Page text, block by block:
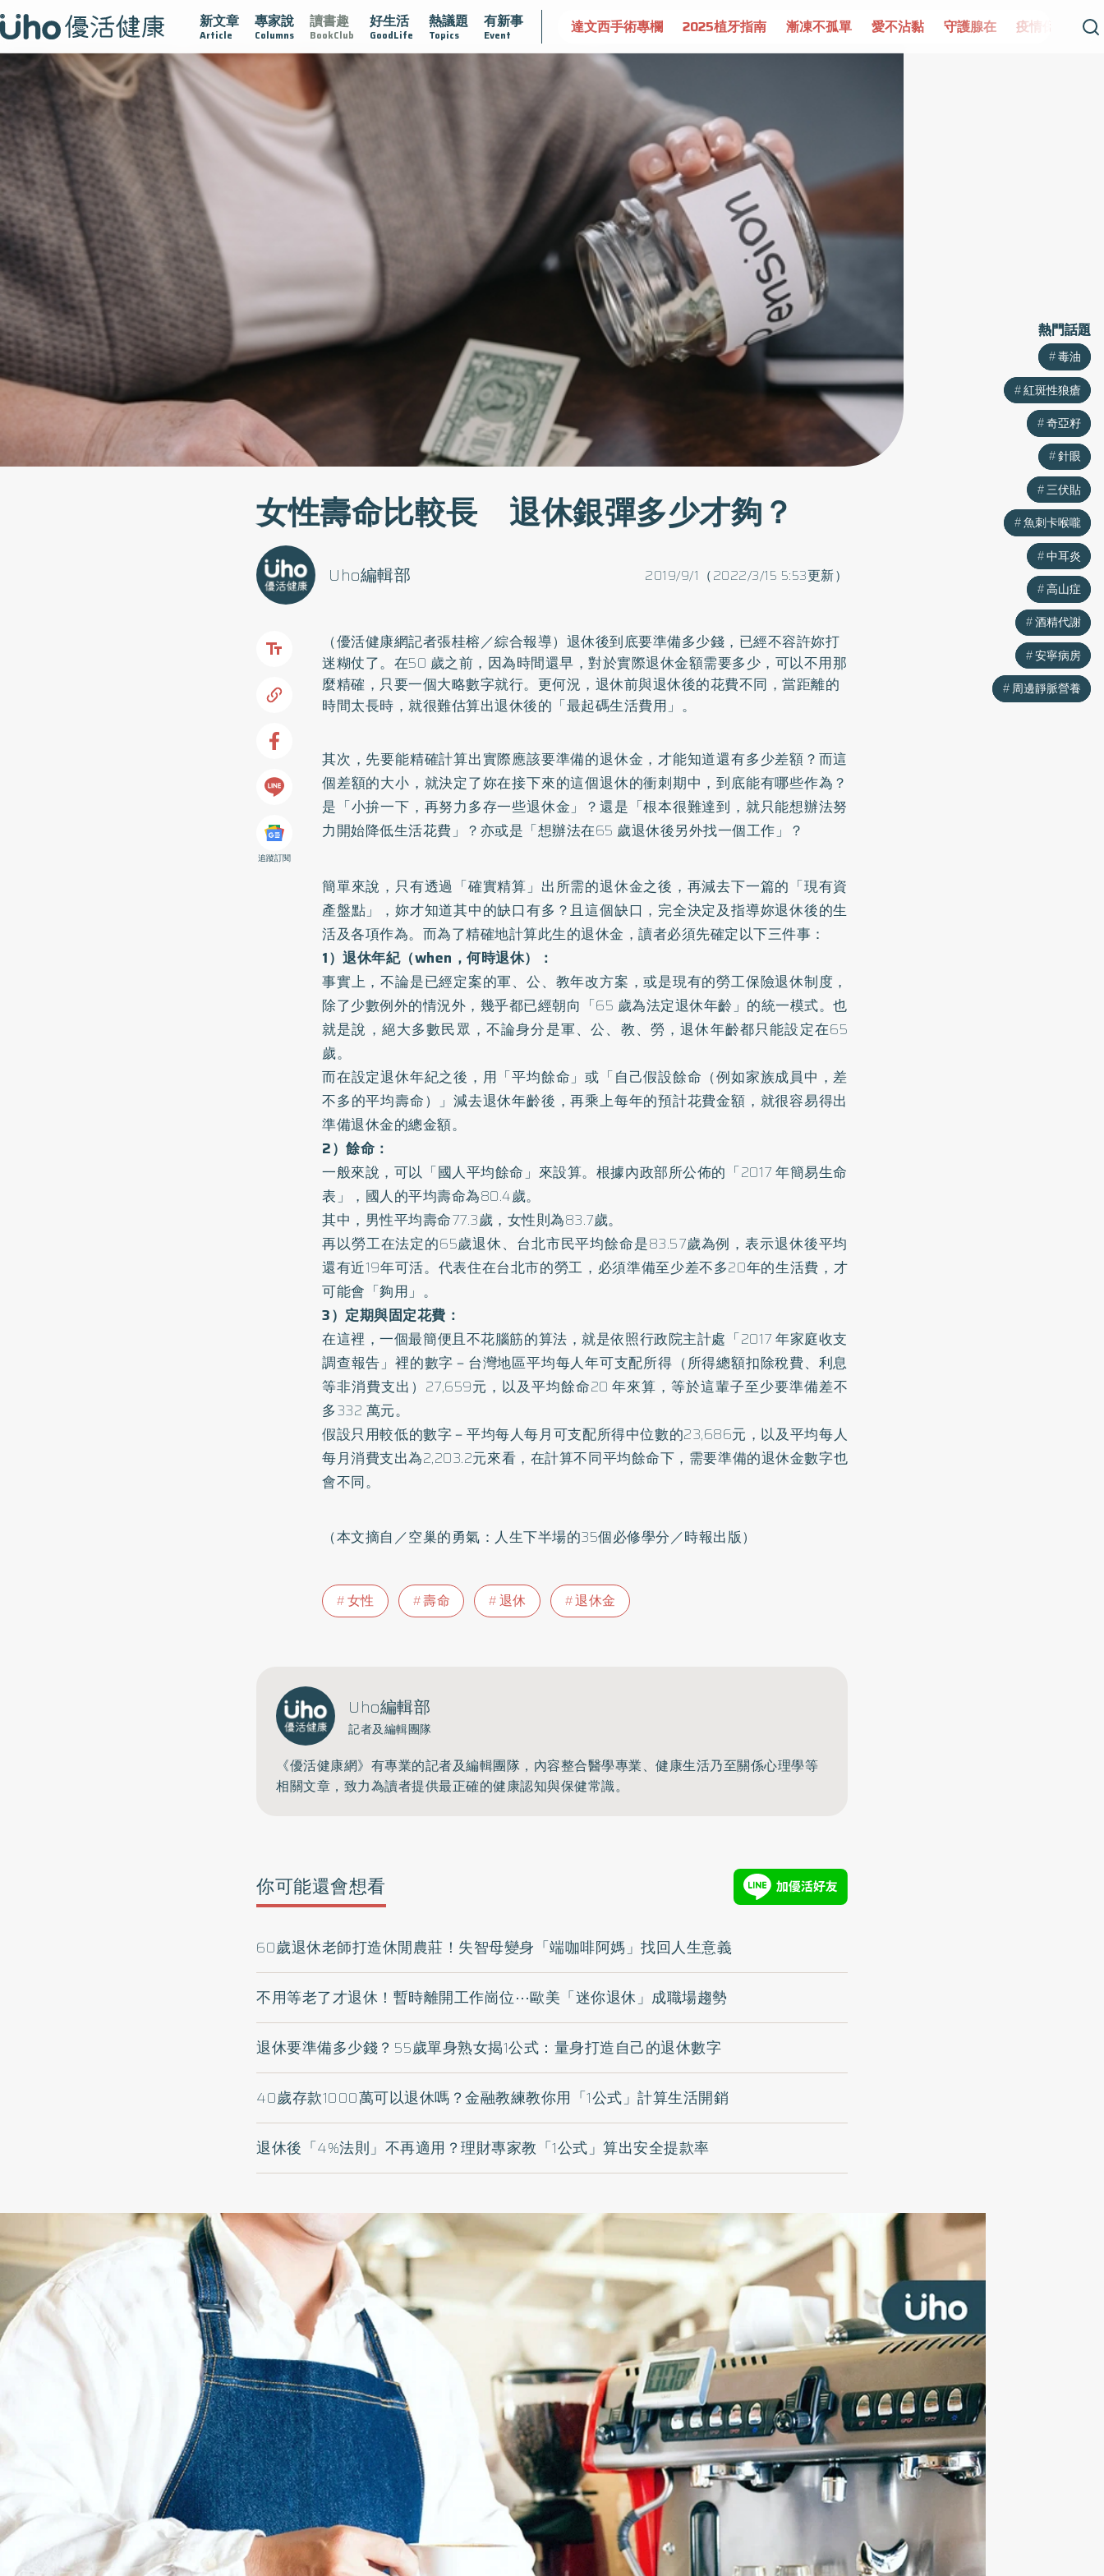
新文章
Article
專家說
Columns
讀書趣
BookClub
好生活
GoodLife
熱議題
Topics
有新事
Event
疫情保衛戰 再生醫學 愛的未來視 認識攝護腺肥大 守護骨骼健康 達文西手術專欄 2025植牙指南 漸凍不孤單 愛不沾黏 守護腺在 疫情保衛戰 再生醫學 愛的
女性壽命比較長 退休銀彈多少才夠？
2019/9/1（2022/3/15 5:53更新）
Uho編輯部
追蹤訂閱
（優活健康網記者張桂榕／綜合報導）退休後到底要準備多少錢，已經不容許妳打
迷糊仗了。在50 歲之前，因為時間還早，對於實際退休金額需要多少，可以不用那
麼精確，只要一個大略數字就行。更何況，退休前與退休後的花費不同，當距離的
時間太長時，就很難估算出退休後的「最起碼生活費用」。
其次，先要能精確計算出實際應該要準備的退休金，才能知道還有多少差額？而這
個差額的大小，就決定了妳在接下來的這個退休的衝刺期中，到底能有哪些作為？
是「小拚一下，再努力多存一些退休金」？還是「根本很難達到，就只能想辦法努
力開始降低生活花費」？亦或是「想辦法在65 歲退休後另外找一個工作」？
簡單來說，只有透過「確實精算」出所需的退休金之後，再減去下一篇的「現有資
產盤點」，妳才知道其中的缺口有多？且這個缺口，完全決定及指導妳退休後的生
活及各項作為。而為了精確地計算此生的退休金，讀者必須先確定以下三件事：
1）退休年紀（when，何時退休）：
事實上，不論是已經定案的軍、公、教年改方案，或是現有的勞工保險退休制度，
除了少數例外的情況外，幾乎都已經朝向「65 歲為法定退休年齡」的統一模式。也
就是說，絕大多數民眾，不論身分是軍、公、教、勞，退休年齡都只能設定在65
歲。
而在設定退休年紀之後，用「平均餘命」或「自己假設餘命（例如家族成員中，差
不多的平均壽命）」減去退休年齡後，再乘上每年的預計花費金額，就很容易得出
準備退休金的總金額。
2）餘命：
一般來說，可以「國人平均餘命」來設算。根據內政部所公佈的「2017 年簡易生命
表」，國人的平均壽命為80.4歲。
其中，男性平均壽命77.3歲，女性則為83.7歲。
再以勞工在法定的65歲退休、台北市民平均餘命是83.57歲為例，表示退休後平均
還有近19年可活。代表住在台北市的勞工，必須準備至少差不多20年的生活費，才
可能會「夠用」。
3）定期與固定花費：
在這裡，一個最簡便且不花腦筋的算法，就是依照行政院主計處「2017 年家庭收支
調查報告」裡的數字－台灣地區平均每人年可支配所得（所得總額扣除稅費、利息
等非消費支出）27,659元，以及平均餘命20 年來算，等於這輩子至少要準備差不
多332 萬元。
假設只用較低的數字－平均每人每月可支配所得中位數的23,686元，以及平均每人
每月消費支出為2,203.2元來看，在計算不同平均餘命下，需要準備的退休金數字也
會不同。
（本文摘自／空巢的勇氣：人生下半場的35個必修學分／時報出版）
女性 壽命 退休 退休金
Uho編輯部
記者及編輯團隊
《優活健康網》有專業的記者及編輯團隊，內容整合醫學專業、健康生活乃至關係心理學等
相關文章，致力為讀者提供最正確的健康認知與保健常識。
你可能還會想看
60歲退休老師打造休閒農莊！失智母變身「端咖啡阿媽」找回人生意義
不用等老了才退休！暫時離開工作崗位⋯歐美「迷你退休」成職場趨勢
退休要準備多少錢？55歲單身熟女揭1公式：量身打造自己的退休數字
40歲存款1000萬可以退休嗎？金融教練教你用「1公式」計算生活開銷
退休後「4%法則」不再適用？理財專家教「1公式」算出安全提款率
熱門話題
毒油
紅斑性狼瘡
奇亞籽
針眼
三伏貼
魚刺卡喉嚨
中耳炎
高山症
酒精代謝
安寧病房
周邊靜脈營養
熱門話題
毒油
紅斑性狼瘡
奇亞籽
針眼
三伏貼
魚刺卡喉嚨
中耳炎
高山症
酒精代謝
安寧病房
周邊靜脈營養